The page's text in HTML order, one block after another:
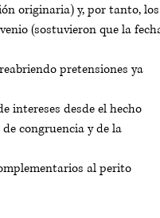
originaria) y, por tanto, los
(sostuvieron que la
pretensiones ya
intereses desde el hecho
congruencia y de la
al perito